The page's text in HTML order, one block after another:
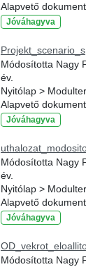
Alapvető
Jóváhagyva
Módosította Nagy
év.
Nyitólap >
Alapvető
Jóváhagyva
Módosította Nagy
év.
Nyitólap >
Alapvető
Jóváhagyva
Módosította Nagy